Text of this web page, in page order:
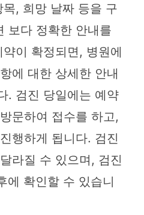
, 희망 날짜 등을 구
보다 정확한 안내를
이 확정되면, 병원에
에 대한 상세한 안내
. 검진 당일에는 예약
문하여 접수를 하고,
행하게 됩니다. 검진
라질 수 있으며, 검진
에 확인할 수 있습니